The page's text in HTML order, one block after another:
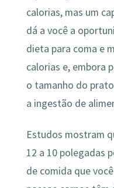
calorias, mas um
dá a você a
dieta para coma e
calorias e, embora
o tamanho do
a ingestão de
Estudos mostram
12 a 10 polegadas
de comida que